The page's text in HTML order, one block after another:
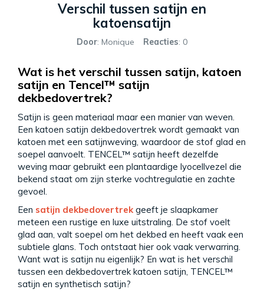
Verschil tussen satijn en
katoensatijn
Door: Monique Reacties: 0
Wat is het verschil tussen satijn, katoen
satijn en Tencel™ satijn
dekbedovertrek?
Satijn is geen materiaal maar een manier van weven.
Een katoen satijn dekbedovertrek wordt gemaakt van
katoen met een satijnweving, waardoor de stof glad en
soepel aanvoelt. TENCEL™ satijn heeft dezelfde
weving maar gebruikt een plantaardige lyocellvezel die
bekend staat om zijn sterke vochtregulatie en zachte
gevoel.
Een satijn dekbedovertrekgeeft je slaapkamer
meteen een rustige en luxe uitstraling. De stof voelt
glad aan, valt soepel om het dekbed en heeft vaak een
subtiele glans. Toch ontstaat hier ook vaak verwarring.
Want wat is satijn nu eigenlijk? En wat is het verschil
tussen een dekbedovertrek katoen satijn, TENCEL™
satijn en synthetisch satijn?